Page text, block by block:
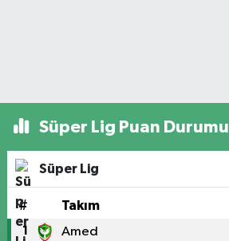
Süper Lig Puan Durumu
Süper Lig
# Takım
1 Amed